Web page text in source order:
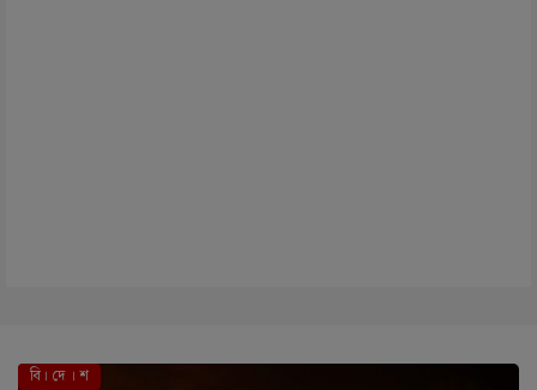
বি। দে । শ